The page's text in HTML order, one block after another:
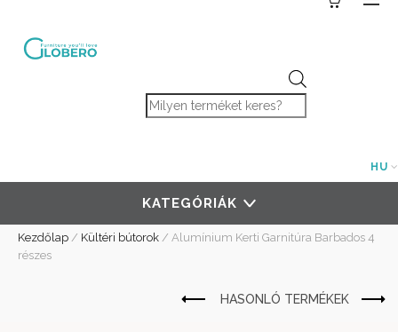
Products search
HU
KATEGÓRIÁK
Kezdőlap / Kültéri bútorok / Alumínium Kerti Garnitúra Barbados 4
részes